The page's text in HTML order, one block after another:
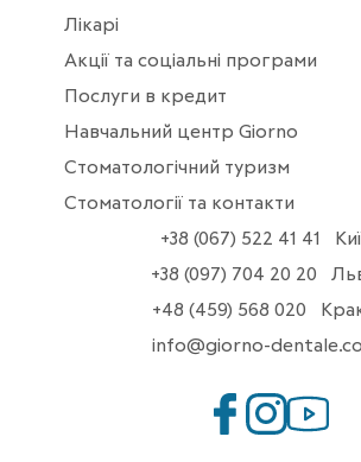
Лікарі
Акції та соціальні програми
Послуги в кредит
Навчальний центр Giorno
Стоматологічний туризм
Стоматології та контакти
+38 (067) 522 41 41
+38 (097) 704 20 20
+48 (459) 568 020
info@giorno-